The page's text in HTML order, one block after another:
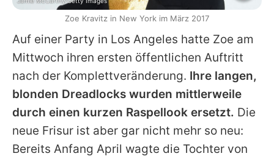
Auf einer Party in Los Angeles hatte Zoe am
Mittwoch ihren ersten öffentlichen Auftritt
nach der Komplettveränderung. Ihre langen,
blonden Dreadlocks wurden mittlerweile
durch einen kurzen Raspellook ersetzt. Die
neue Frisur ist aber gar nicht mehr so neu:
Bereits Anfang April wagte die Tochter von
Zoe Kravitz in New York im März 2017